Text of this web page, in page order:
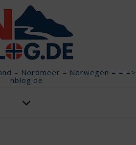
– Nordmeer – Norwegen = = =>
nblog.de